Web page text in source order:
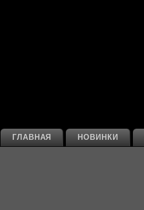
НОВИНКИ
ГЛАВНАЯ